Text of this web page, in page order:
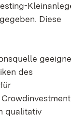
Diese
des
qualitativ